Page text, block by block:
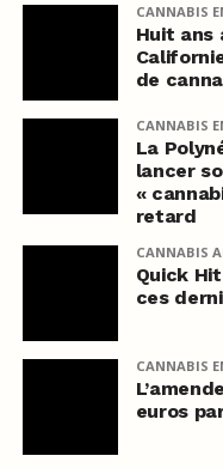
CANNABIS
Huit ans
de
CANNABIS
La
lancer
«
retard
CANNABIS
Quick
ces
CANNABIS
euros